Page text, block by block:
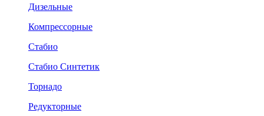
Дизельные
Компрессорные
Стабио
Стабио Синтетик
Торнадо
Редукторные